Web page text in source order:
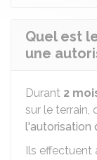
Quel est
une
Durant 2
sur le terrain,
l'autorisation
Ils effectuent